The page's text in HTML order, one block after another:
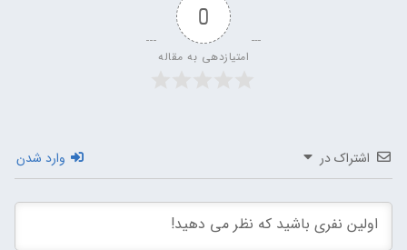
0
امتیازدهی به مقاله
اشتراک در وارد شدن